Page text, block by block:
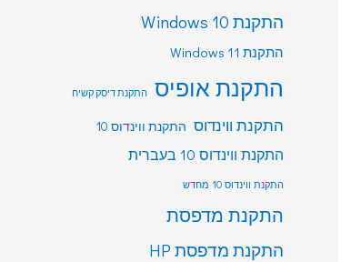
התקנת Windows 10
התקנת Windows 11
התקנת אופיס התקנת דיסק קשיח
התקנת ווינדוס התקנת ווינדוס 10
התקנת ווינדוס 10 בעברית
התקנת ווינדוס 10 מחדש
התקנת מדפסת
התקנת מדפסת HP